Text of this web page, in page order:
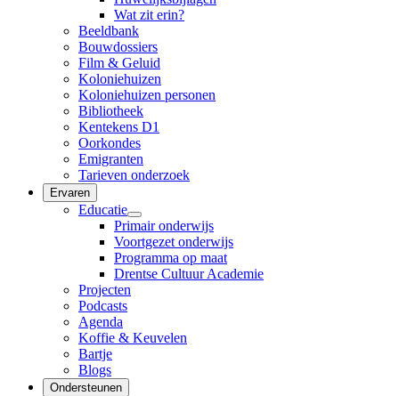
Wat zit erin?
Beeldbank
Bouwdossiers
Film & Geluid
Koloniehuizen
Koloniehuizen personen
Bibliotheek
Kentekens D1
Oorkondes
Emigranten
Tarieven onderzoek
Ervaren
Educatie
Primair onderwijs
Voortgezet onderwijs
Programma op maat
Drentse Cultuur Academie
Projecten
Podcasts
Agenda
Koffie & Keuvelen
Bartje
Blogs
Ondersteunen